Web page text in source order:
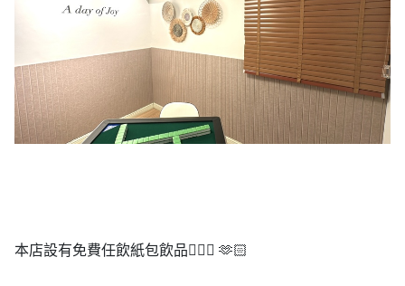
本店設有免費任飲紙包飲品💁🏻‍♀️ 🫶🏻